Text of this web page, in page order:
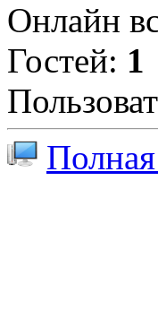
Онлайн
Гостей: 1